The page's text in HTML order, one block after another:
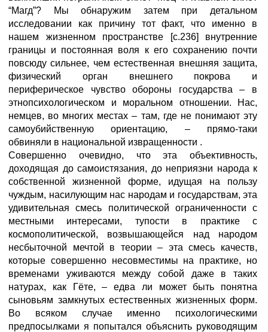
“Магд”? Мы обнаружим затем при детальном
исследовании как причину тот факт, что именно в
нашем жизненном пространстве [с.236] внутренние
границы и постоянная воля к его сохранению почти
повсюду сильнее, чем естественная внешняя защита,
физический орган внешнего покрова и
периферическое чувство обороны государства – в
этнопсихологическом и моральном отношении. Нас,
немцев, во многих местах – там, где не понимают эту
самоубийственную ориентацию, – прямо-таки
обвиняли в национальной извращенности .
Совершенно очевидно, что эта объективность,
доходящая до самоистязания, до неприязни народа к
собственной жизненной форме, идущая на пользу
чуждым, насилующим нас народам и государствам, эта
удивительная смесь политической ограниченности с
местными интересами, тупости в практике с
космополитической, возвышающейся над народом
несбыточной мечтой в теории – эта смесь качеств,
которые совершенно несовместимы на практике, но
временами уживаются между собой даже в таких
натурах, как Гёте, – едва ли может быть понятна
сыновьям замкнутых естественных жизненных форм.
Во всяком случае именно психологическими
предпосылками я попытался объяснить руководящим